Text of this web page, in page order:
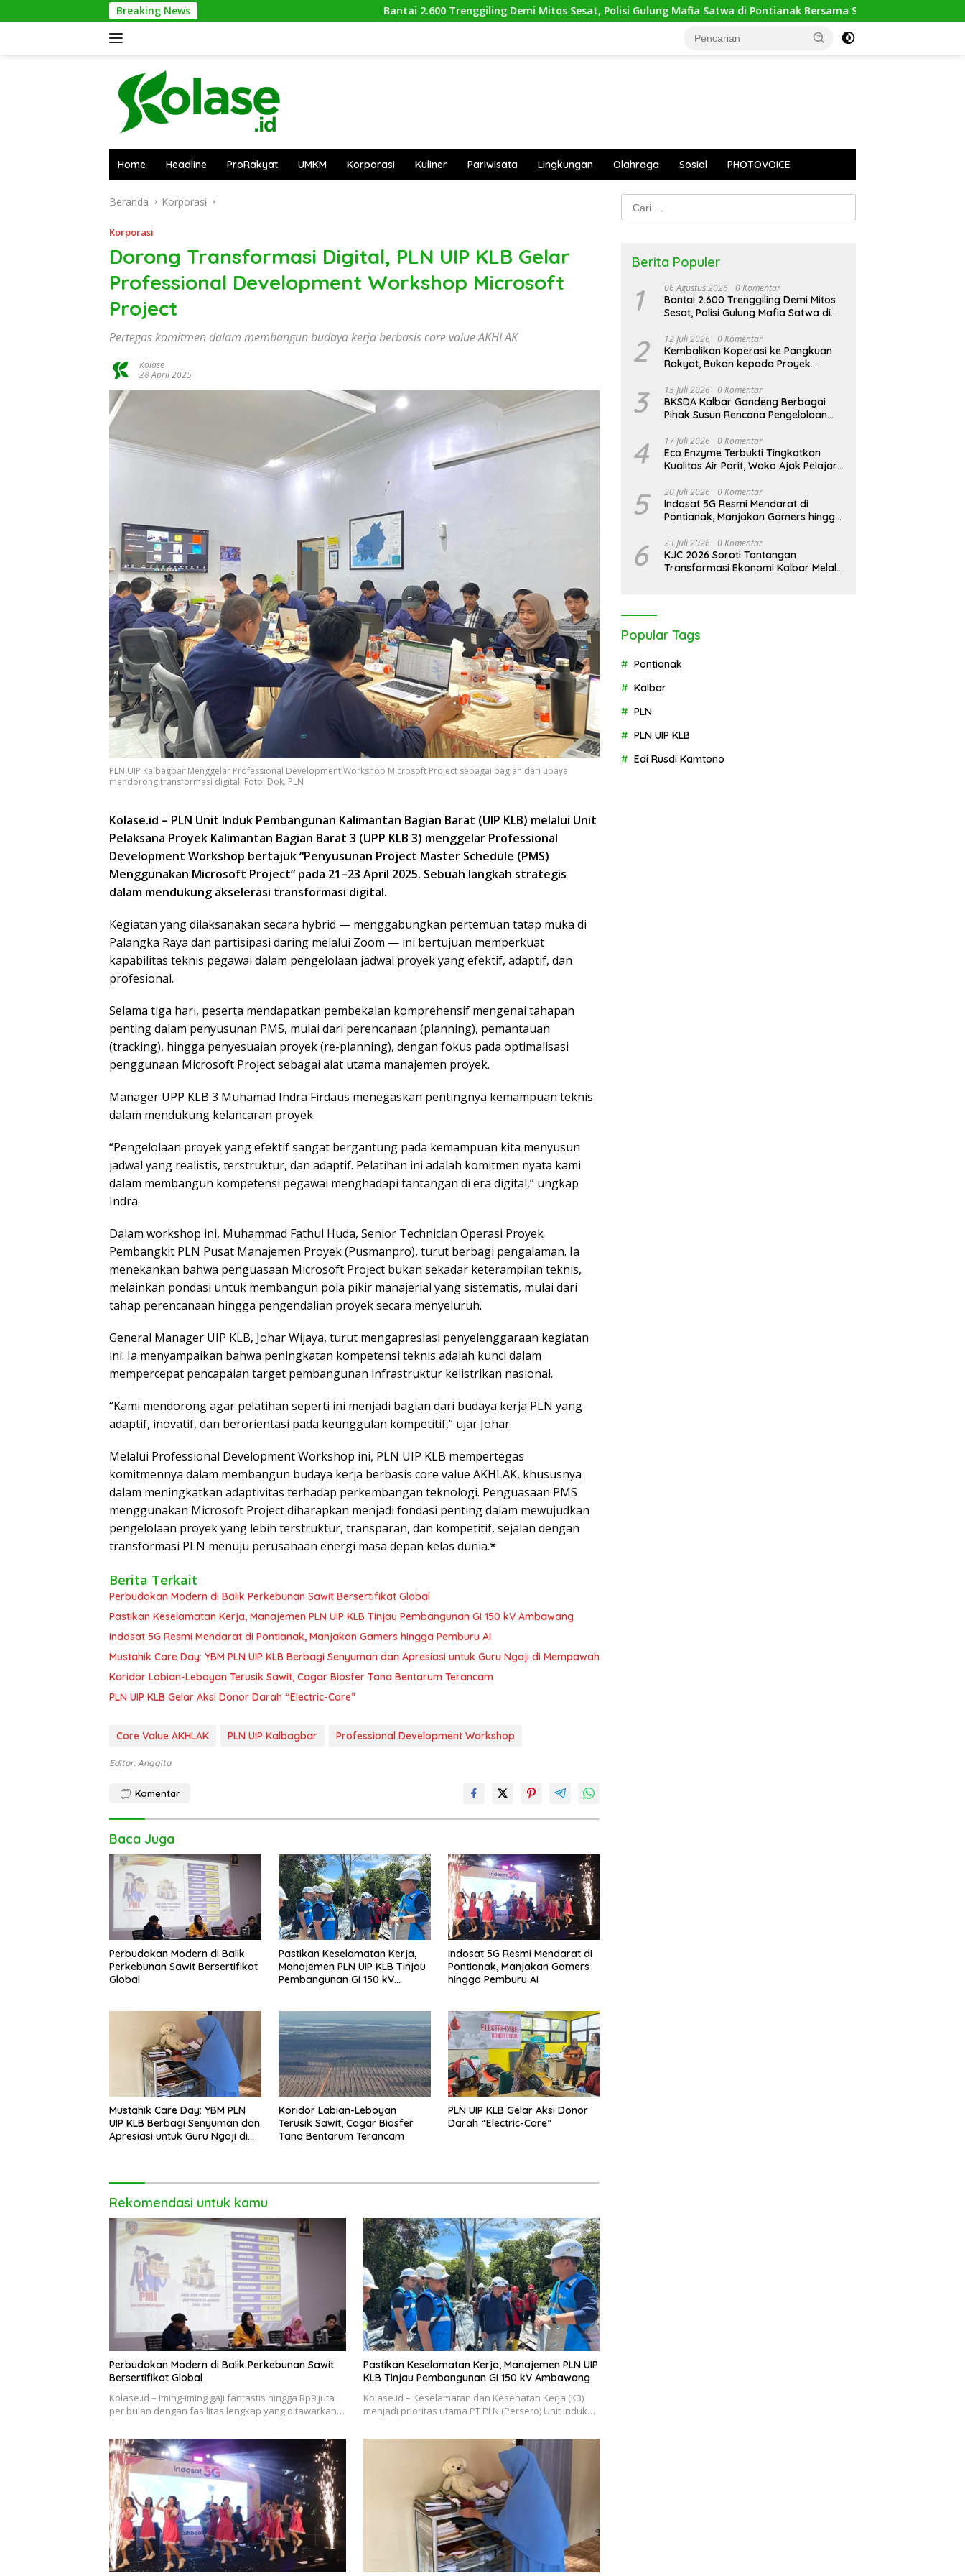
ke
Breaking News Bantai 2.600 Trenggiling Demi Mitos Sesat, Polisi Gulung Mafia Satwa di Pontianak Bersama Setengah Ton Sisik Haram
Home Headline ProRakyat UMKM Korporasi Kuliner Pariwisata Lingkungan Olahraga Sosial PHOTOVOICE
Beranda Korporasi
Korporasi
Dorong Transformasi Digital, PLN UIP KLB Gelar
Professional Development Workshop Microsoft
Project
Pertegas komitmen dalam membangun budaya kerja berbasis core value AKHLAK
Kolase
28 April 2025
PLN UIP Kalbagbar Menggelar Professional Development Workshop Microsoft Project sebagai bagian dari upaya
mendorong transformasi digital. Foto: Dok. PLN
Kolase.id – PLN Unit Induk Pembangunan Kalimantan Bagian Barat (UIP KLB) melalui Unit
Pelaksana Proyek Kalimantan Bagian Barat 3 (UPP KLB 3) menggelar Professional
Development Workshop bertajuk “Penyusunan Project Master Schedule (PMS)
Menggunakan Microsoft Project” pada 21–23 April 2025. Sebuah langkah strategis
dalam mendukung akselerasi transformasi digital.
Kegiatan yang dilaksanakan secara hybrid — menggabungkan pertemuan tatap muka di
Palangka Raya dan partisipasi daring melalui Zoom — ini bertujuan memperkuat
kapabilitas teknis pegawai dalam pengelolaan jadwal proyek yang efektif, adaptif, dan
profesional.
Selama tiga hari, peserta mendapatkan pembekalan komprehensif mengenai tahapan
penting dalam penyusunan PMS, mulai dari perencanaan (planning), pemantauan
(tracking), hingga penyesuaian proyek (re-planning), dengan fokus pada optimalisasi
penggunaan Microsoft Project sebagai alat utama manajemen proyek.
Manager UPP KLB 3 Muhamad Indra Firdaus menegaskan pentingnya kemampuan teknis
dalam mendukung kelancaran proyek.
“Pengelolaan proyek yang efektif sangat bergantung pada kemampuan kita menyusun
jadwal yang realistis, terstruktur, dan adaptif. Pelatihan ini adalah komitmen nyata kami
dalam membangun kompetensi pegawai menghadapi tantangan di era digital,” ungkap
Indra.
Dalam workshop ini, Muhammad Fathul Huda, Senior Technician Operasi Proyek
Pembangkit PLN Pusat Manajemen Proyek (Pusmanpro), turut berbagi pengalaman. Ia
menekankan bahwa penguasaan Microsoft Project bukan sekadar keterampilan teknis,
melainkan pondasi untuk membangun pola pikir manajerial yang sistematis, mulai dari
tahap perencanaan hingga pengendalian proyek secara menyeluruh.
General Manager UIP KLB, Johar Wijaya, turut mengapresiasi penyelenggaraan kegiatan
ini. Ia menyampaikan bahwa peningkatan kompetensi teknis adalah kunci dalam
mempercepat pencapaian target pembangunan infrastruktur kelistrikan nasional.
“Kami mendorong agar pelatihan seperti ini menjadi bagian dari budaya kerja PLN yang
adaptif, inovatif, dan berorientasi pada keunggulan kompetitif,” ujar Johar.
Melalui Professional Development Workshop ini, PLN UIP KLB mempertegas
komitmennya dalam membangun budaya kerja berbasis core value AKHLAK, khususnya
dalam meningkatkan adaptivitas terhadap perkembangan teknologi. Penguasaan PMS
menggunakan Microsoft Project diharapkan menjadi fondasi penting dalam mewujudkan
pengelolaan proyek yang lebih terstruktur, transparan, dan kompetitif, sejalan dengan
transformasi PLN menuju perusahaan energi masa depan kelas dunia.*
Berita Terkait
Perbudakan Modern di Balik Perkebunan Sawit Bersertifikat Global
Pastikan Keselamatan Kerja, Manajemen PLN UIP KLB Tinjau Pembangunan GI 150 kV Ambawang
Indosat 5G Resmi Mendarat di Pontianak, Manjakan Gamers hingga Pemburu AI
Mustahik Care Day: YBM PLN UIP KLB Berbagi Senyuman dan Apresiasi untuk Guru Ngaji di Mempawah
Koridor Labian-Leboyan Terusik Sawit, Cagar Biosfer Tana Bentarum Terancam
PLN UIP KLB Gelar Aksi Donor Darah “Electric-Care”
Core Value AKHLAK PLN UIP Kalbagbar Professional Development Workshop
Editor: Anggita
Komentar
Baca Juga
Perbudakan Modern di Balik
Perkebunan Sawit Bersertifikat
Global
Pastikan Keselamatan Kerja,
Manajemen PLN UIP KLB Tinjau
Pembangunan GI 150 kV
Indosat 5G Resmi Mendarat di
Pontianak, Manjakan Gamers
hingga Pemburu AI
Mustahik Care Day: YBM PLN
UIP KLB Berbagi Senyuman dan
Apresiasi untuk Guru Ngaji di
Koridor Labian-Leboyan
Terusik Sawit, Cagar Biosfer
Tana Bentarum Terancam
PLN UIP KLB Gelar Aksi Donor
Darah “Electric-Care”
Rekomendasi untuk kamu
Perbudakan Modern di Balik Perkebunan Sawit
Bersertifikat Global
Kolase.id – Iming-iming gaji fantastis hingga Rp9 juta
per bulan dengan fasilitas lengkap yang ditawarkan…
Pastikan Keselamatan Kerja, Manajemen PLN UIP
KLB Tinjau Pembangunan GI 150 kV Ambawang
Kolase.id – Keselamatan dan Kesehatan Kerja (K3)
menjadi prioritas utama PT PLN (Persero) Unit Induk…
Cari
untuk:
Berita Populer
1 06 Agustus 2026 0 Komentar
Bantai 2.600 Trenggiling Demi Mitos
Sesat, Polisi Gulung Mafia Satwa di
Sisik Haram
2 12 Juli 2026 0 Komentar
Kembalikan Koperasi ke Pangkuan
Rakyat, Bukan kepada Proyek
3 15 Juli 2026 0 Komentar
BKSDA Kalbar Gandeng Berbagai
Pihak Susun Rencana Pengelolaan
Karimata 2027-2036
4 17 Juli 2026 0 Komentar
Eco Enzyme Terbukti Tingkatkan
Kualitas Air Parit, Wako Ajak Pelajar
5 20 Juli 2026 0 Komentar
Indosat 5G Resmi Mendarat di
Pontianak, Manjakan Gamers hingga
6 23 Juli 2026 0 Komentar
KJC 2026 Soroti Tantangan
Transformasi Ekonomi Kalbar Melalui
Popular Tags
Pontianak
Kalbar
PLN
PLN UIP KLB
Edi Rusdi Kamtono